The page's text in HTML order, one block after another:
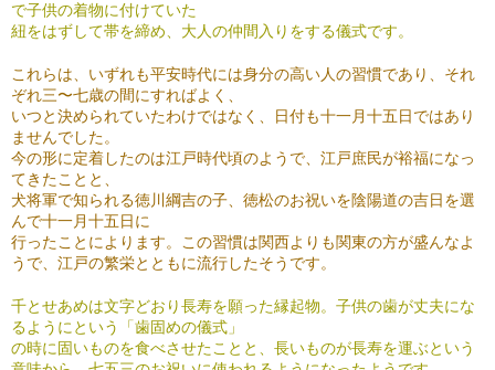
で子供の着物に付けていた
紐をはずして帯を締め、大人の仲間入りをする儀式です。
これらは、いずれも平安時代には身分の高い人の習慣であり、それ
ぞれ三〜七歳の間にすればよく、
いつと決められていたわけではなく、日付も十一月十五日ではあり
ませんでした。
今の形に定着したのは江戸時代頃のようで、江戸庶民が裕福になっ
てきたことと、
犬将軍で知られる徳川綱吉の子、徳松のお祝いを陰陽道の吉日を選
んで十一月十五日に
行ったことによります。この習慣は関西よりも関東の方が盛んなよ
うで、江戸の繁栄とともに流行したそうです。
千とせあめは文字どおり長寿を願った縁起物。子供の歯が丈夫にな
るようにという「歯固めの儀式」
の時に固いものを食べさせたことと、長いものが長寿を運ぶという